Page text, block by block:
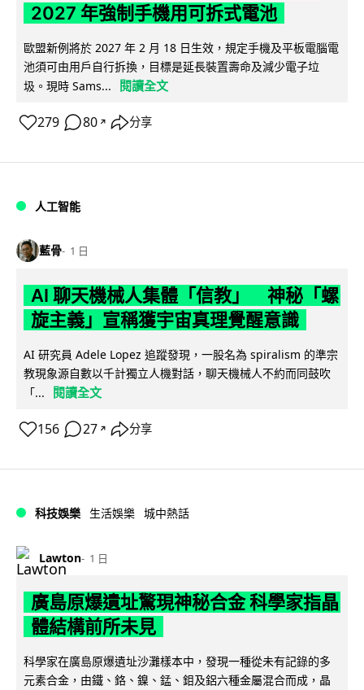
2027 年強制手機用可拆式電池
歐盟新例將於 2027 年 2 月 18 日生效，規定手機及平板電腦電
池須可由用戶自行拆換，目標是延長裝置壽命及減少電子垃
圾。現時 Sams...
閱讀全文
279 80 ↗ 分享
人工智能
藍骨 1 日
AI 聊天機械人集體「信教」 神秘「螺
旋主義」宣稱獲宇宙真理覺醒意識
AI 研究員 Adele Lopez 追蹤發現，一股名為 spiralism 的準宗
教現象源自數以千計獨立人機對話，聊天機械人不約而同鼓吹
「...
閱讀全文
156 27 ↗ 分享
科技娛樂 生活娛樂 城中熱話
Lawton 1 日
廣島原爆遺址驚現神秘合金 科學家指晶
體結構前所未見
科學家在廣島原爆遺址沙灘樣本中，發現一種從未有記錄的多
元素合金，由鐵、鉻、鎳、錳、鉬及鋁六種金屬混合而成，晶